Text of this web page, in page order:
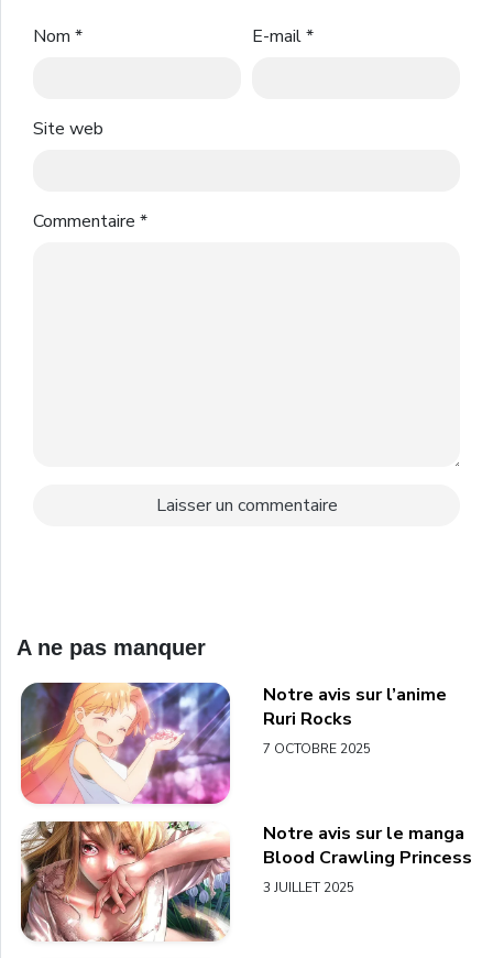
Nom * E-mail*
Site web
Commentaire *
A ne pas manquer
Notre avis sur l’anime
Ruri Rocks
7 OCTOBRE 2025
Notre avis sur le manga
Blood Crawling Princess
3 JUILLET 2025